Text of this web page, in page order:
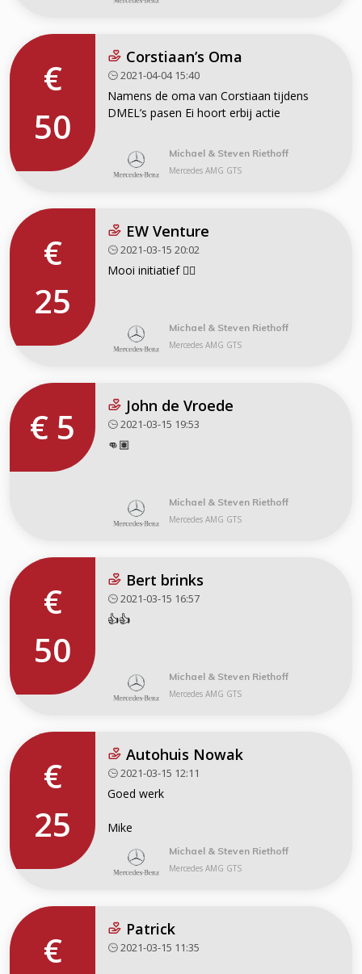
€
50
Corstiaan’s Oma
2021-04-04 15:40
Namens de oma van Corstiaan tijdens
DMEL’s pasen Ei hoort erbij actie
Michael & Steven Riethoff
Mercedes AMG GTS
€
25
EW Venture
2021-03-15 20:02
Mooi initiatief 👌🏻
Michael & Steven Riethoff
Mercedes AMG GTS
€ 5 John de Vroede
2021-03-15 19:53
👊🏽
Michael & Steven Riethoff
Mercedes AMG GTS
€
50
Bert brinks
2021-03-15 16:57
👍👍
Michael & Steven Riethoff
Mercedes AMG GTS
€
25
Autohuis Nowak
2021-03-15 12:11
Goed werk
Mike
Michael & Steven Riethoff
Mercedes AMG GTS
€
Patrick
2021-03-15 11:35